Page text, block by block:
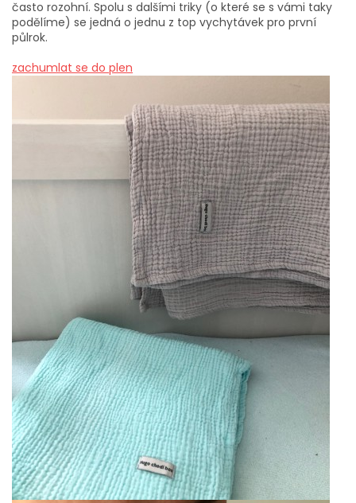
často rozohní. Spolu s dalšími triky (o které se s vámi taky
podělíme) se jedná o jednu z top vychytávek pro první
půlrok.
zachumlat se do plen